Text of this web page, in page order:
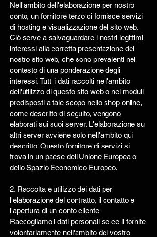
Nell'ambito dell'elaborazione per nostro
conto, un fornitore terzo ci fornisce servizi
di hosting e visualizzazione del sito web.
Ciò serve a salvaguardare i nostri legittimi
interessi alla corretta presentazione del
nostro sito web, che sono prevalenti nel
contesto di una ponderazione degli
interessi. Tutti i dati raccolti nell'ambito
dell'utilizzo di questo sito web o nei moduli
predisposti a tale scopo nello shop online,
come descritto di seguito, vengono
elaborati sui suoi server. L'elaborazione su
altri server avviene solo nell'ambito qui
descritto. Questo fornitore di servizi si
trova in un paese dell'Unione Europea o
dello Spazio Economico Europeo.
2. Raccolta e utilizzo dei dati per
l'elaborazione del contratto, il contatto e
l'apertura di un conto cliente
Raccogliamo i dati personali se ce li fornite
volontariamente nell'ambito del vostro